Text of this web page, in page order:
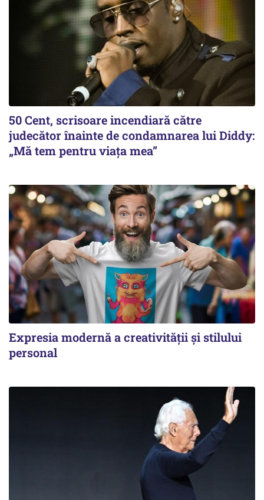
50 Cent, scrisoare incendiară către
judecător înainte de condamnarea lui Diddy:
„Mă tem pentru viața mea”
Expresia modernă a creativității și stilului
personal